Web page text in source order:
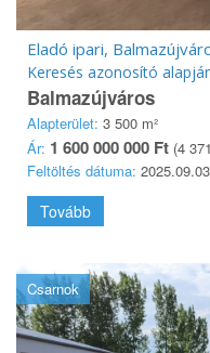
Eladó ipari,
Keresés azonosító
Balmazújváros
Alapterület: 3 500 m²
Ár: 1 600 000 000 Ft (4
Feltöltés dátuma:
Tovább
Csarnok